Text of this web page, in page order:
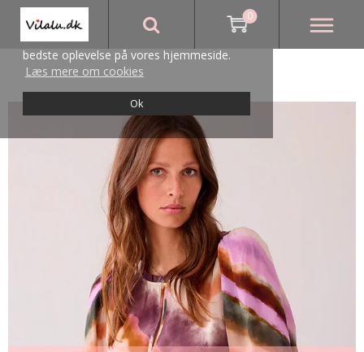
Vi bruger cookies for at sikre, at du får den
bedste oplevelse på vores hjemmeside.
Læs mere om cookies
Ok
0